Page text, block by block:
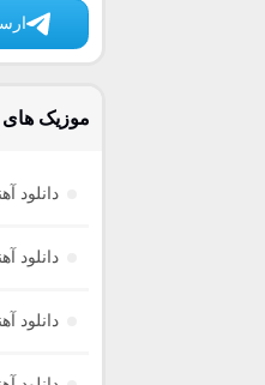
موزیک های
دانلود
دانلود
دانلود